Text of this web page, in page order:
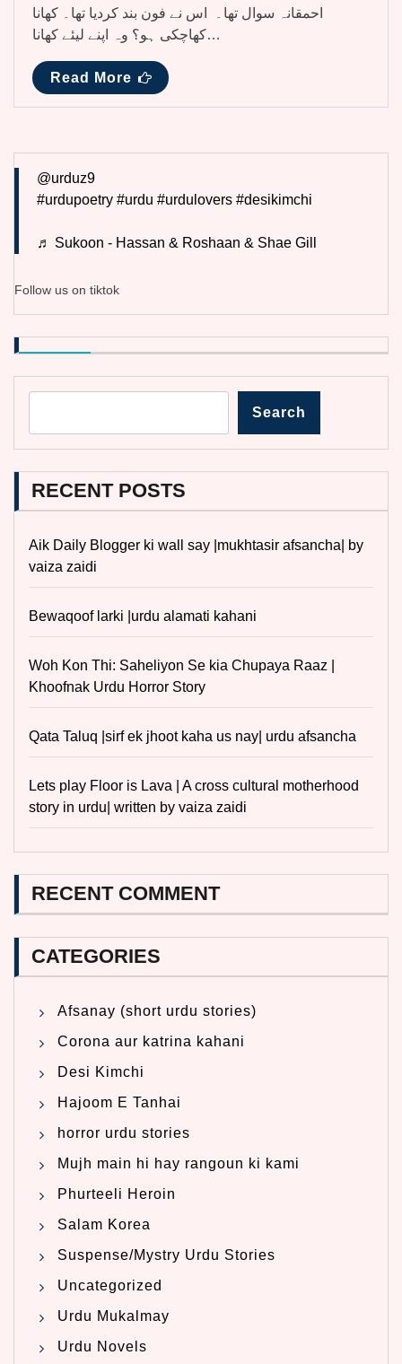
احمقانہ سوال تھا۔ اس نے فون بند کردیا تھا۔ کھانا
کھاچکی ہو؟ وہ اپنے لیئے کھانا…
Read More
@urduz9
#urdupoetry #urdu #urdulovers #desikimchi
♬ Sukoon - Hassan & Roshaan & Shae Gill
Follow us on tiktok
Search
RECENT POSTS
Aik Daily Blogger ki wall say |mukhtasir afsancha| by
vaiza zaidi
Bewaqoof larki |urdu alamati kahani
Woh Kon Thi: Saheliyon Se kia Chupaya Raaz |
Khoofnak Urdu Horror Story
Qata Taluq |sirf ek jhoot kaha us nay| urdu afsancha
Lets play Floor is Lava | A cross cultural motherhood
story in urdu| written by vaiza zaidi
RECENT COMMENT
CATEGORIES
Afsanay (short urdu stories)
Corona aur katrina kahani
Desi Kimchi
Hajoom E Tanhai
horror urdu stories
Mujh main hi hay rangoun ki kami
Phurteeli Heroin
Salam Korea
Suspense/Mystry Urdu Stories
Uncategorized
Urdu Mukalmay
Urdu Novels